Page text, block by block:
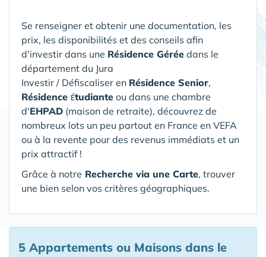
Se renseigner et obtenir une documentation, les
prix, les disponibilités et des conseils afin
d'investir dans une Résidence Gérée dans le
département du Jura
Investir / Défiscaliser en Résidence Senior,
Résidence Étudiante ou dans une chambre
d'EHPAD (maison de retraite), découvrez de
nombreux lots un peu partout en France en VEFA
ou à la revente pour des revenus immédiats et un
prix attractif !
Grâce à notre Recherche via une Carte, trouver
une bien selon vos critères géographiques.
5 Appartements ou Maisons dans le